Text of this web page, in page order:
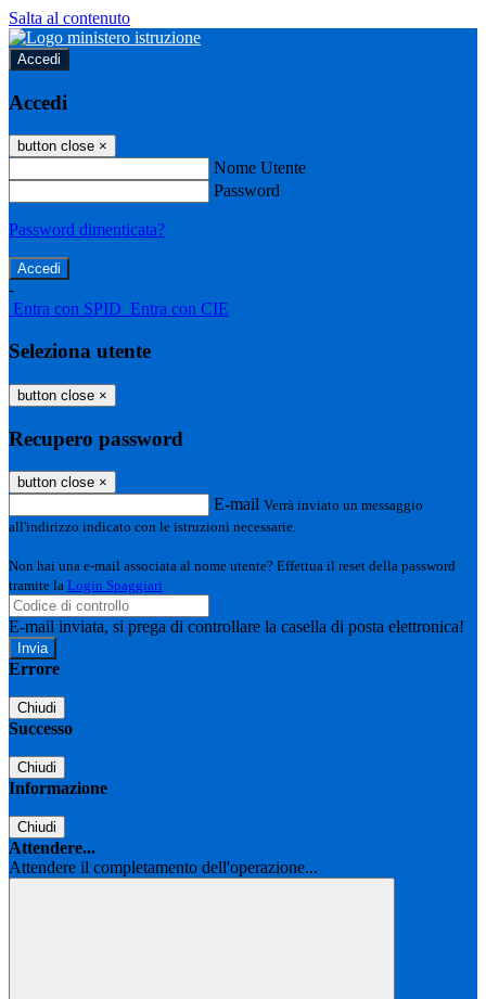
Salta al contenuto
Accedi
Accedi
button close ×
Nome Utente
Password
Password dimenticata?
-
Entra con SPID Entra con CIE
Seleziona utente
button close ×
Recupero password
button close ×
E-mail Verrà inviato un messaggio
all'indirizzo indicato con le istruzioni necessarie.
Non hai una e-mail associata al nome utente? Effettua il reset della password
tramite la Login Spaggiari
E-mail inviata, si prega di controllare la casella di posta elettronica!
Errore
Chiudi
Successo
Chiudi
Informazione
Chiudi
Attendere...
Attendere il completamento dell'operazione...